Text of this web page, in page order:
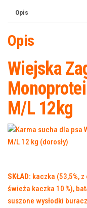
Opis
Opis
Wiejska
M/L 12kg
SKŁAD: kaczka (53,5%,
świeża kaczka 10 %),
suszone wysłodki